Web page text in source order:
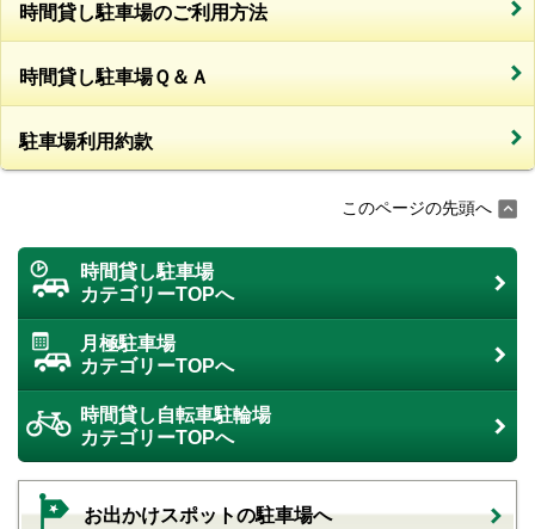
時間貸し駐車場のご利用方法
時間貸し駐車場Ｑ＆Ａ
駐車場利用約款
このページの先頭へ
時間貸し駐車場
カテゴリーTOPへ
月極駐車場
カテゴリーTOPへ
時間貸し自転車駐輪場
カテゴリーTOPへ
お出かけスポットの駐車場へ